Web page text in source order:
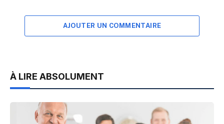
AJOUTER UN COMMENTAIRE
À LIRE ABSOLUMENT